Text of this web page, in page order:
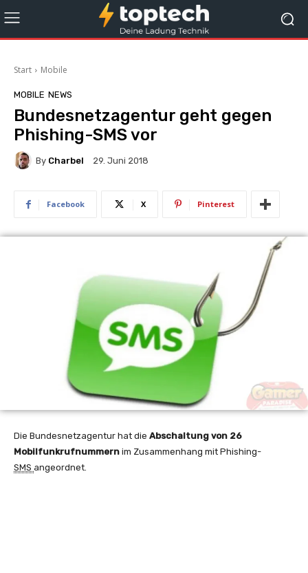
Start Mobile
MOBILE NEWS
Bundesnetzagentur geht gegen
Phishing-SMS vor
By Charbel 29. Juni 2018
Facebook X Pinterest
Die Bundesnetzagentur hat die Abschaltung von 26
Mobilfunkrufnummern im Zusammenhang mit Phishing-
SMS angeordnet.